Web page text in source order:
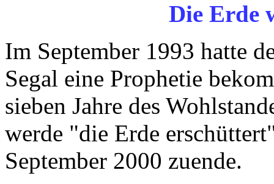
Die Erde
Im September 1993 hatte
Segal eine Prophetie
sieben Jahre des
werde "die Erde
September 2000 zuende.